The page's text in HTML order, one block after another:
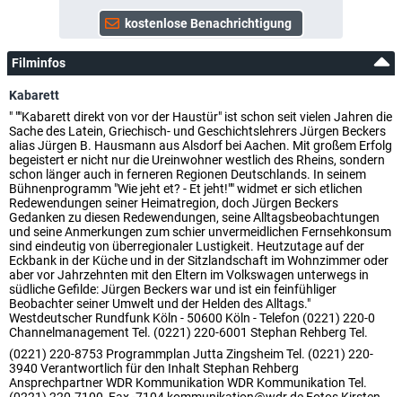
Filminfos
Kabarett
" ""Kabarett direkt von vor der Haustür" ist schon seit vielen Jahren die
Sache des Latein, Griechisch- und Geschichtslehrers Jürgen Beckers
alias Jürgen B. Hausmann aus Alsdorf bei Aachen. Mit großem Erfolg
begeistert er nicht nur die Ureinwohner westlich des Rheins, sondern
schon länger auch in ferneren Regionen Deutschlands. In seinem
Bühnenprogramm "Wie jeht et? - Et jeht!"" widmet er sich etlichen
Redewendungen seiner Heimatregion, doch Jürgen Beckers
Gedanken zu diesen Redewendungen, seine Alltagsbeobachtungen
und seine Anmerkungen zum schier unvermeidlichen Fernsehkonsum
sind eindeutig von überregionaler Lustigkeit. Heutzutage auf der
Eckbank in der Küche und in der Sitzlandschaft im Wohnzimmer oder
aber vor Jahrzehnten mit den Eltern im Volkswagen unterwegs in
südliche Gefilde: Jürgen Beckers war und ist ein feinfühliger
Beobachter seiner Umwelt und der Helden des Alltags."
Westdeutscher Rundfunk Köln - 50600 Köln - Telefon (0221) 220-0
Channelmanagement Tel. (0221) 220-6001 Stephan Rehberg Tel.
(0221) 220-8753 Programmplan Jutta Zingsheim Tel. (0221) 220-
3940 Verantwortlich für den Inhalt Stephan Rehberg
Ansprechpartner WDR Kommunikation WDR Kommunikation Tel.